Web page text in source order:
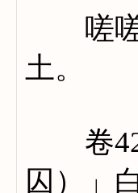
嗟嗟
土。
卷
囚）」